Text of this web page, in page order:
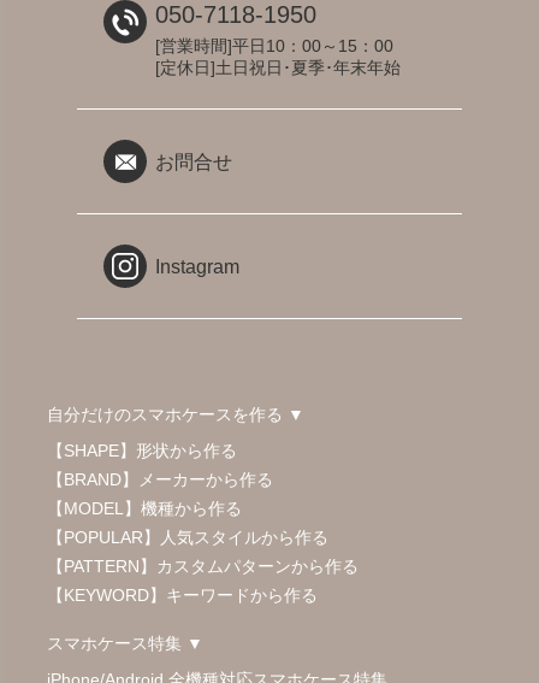
050-7118-1950
[営業時間]平日10：00～15：00
[定休日]土日祝日･夏季･年末年始
お問合せ
Instagram
自分だけのスマホケースを作る ▼
【SHAPE】形状から作る
【BRAND】メーカーから作る
【MODEL】機種から作る
【POPULAR】人気スタイルから作る
【PATTERN】カスタムパターンから作る
【KEYWORD】キーワードから作る
スマホケース特集 ▼